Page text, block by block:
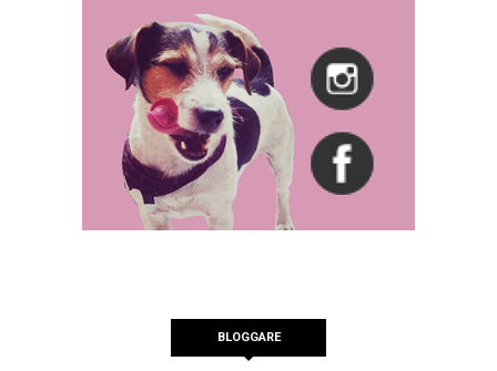
BLOGGARE